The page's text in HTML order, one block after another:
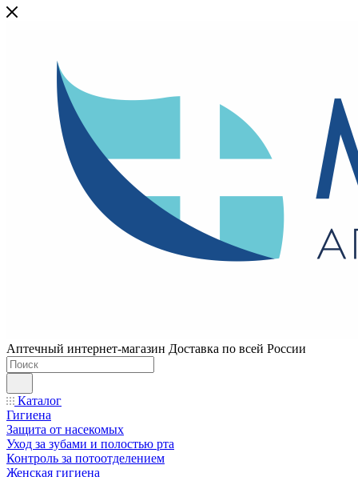
Аптечный интернет-магазин Доставка по всей России
Каталог
Гигиена
Защита от насекомых
Уход за зубами и полостью рта
Контроль за потоотделением
Женская гигиена